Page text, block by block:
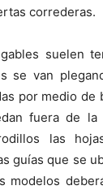
correderas.
suelen
se van
por medio de
fuera de la
las
guías que se
modelos